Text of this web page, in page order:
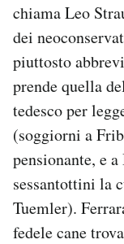
chiama Leo
dei
piuttosto
prende quella
tedesco per
(soggiorni a
pensionante, e
sessantottini la
Tuemler).
fedele cane